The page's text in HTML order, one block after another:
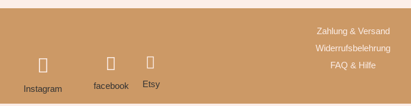
Instagram facebook Etsy
Zahlung & Versand
Widerrufsbelehrung
FAQ & Hilfe